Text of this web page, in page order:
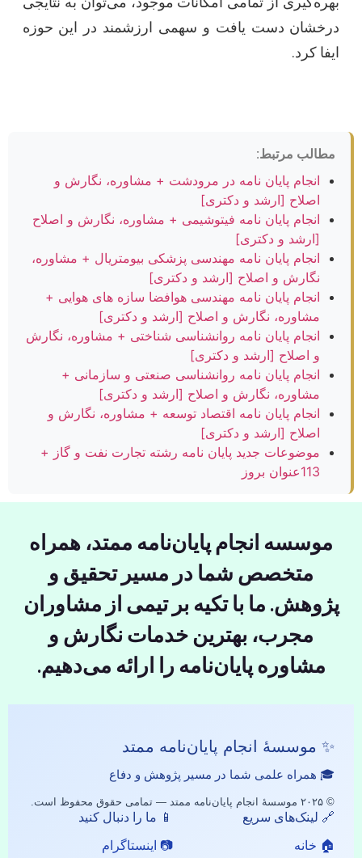
درخشان دست یافت و سهمی ارزشمند در این حوزه
ایفا کرد.
مطالب مرتبط:
انجام پایان نامه در مرودشت + مشاوره، نگارش و
اصلاح [ارشد و دکتری]
انجام پایان نامه فیتوشیمی + مشاوره، نگارش و اصلاح
[ارشد و دکتری]
انجام پایان نامه مهندسی پزشکی بیومتریال + مشاوره،
نگارش و اصلاح [ارشد و دکتری]
انجام پایان نامه مهندسی هوافضا سازه های هوایی +
مشاوره، نگارش و اصلاح [ارشد و دکتری]
انجام پایان نامه روانشناسی شناختی + مشاوره، نگارش
و اصلاح [ارشد و دکتری]
انجام پایان نامه روانشناسی صنعتی و سازمانی +
مشاوره، نگارش و اصلاح [ارشد و دکتری]
انجام پایان نامه اقتصاد توسعه + مشاوره، نگارش و
اصلاح [ارشد و دکتری]
موضوعات جدید پایان نامه رشته تجارت نفت و گاز +
113عنوان بروز
موسسه انجام پایان‌نامه ممتد، همراه
متخصص شما در مسیر تحقیق و
پژوهش. ما با تکیه بر تیمی از مشاوران
مجرب، بهترین خدمات نگارش و
مشاوره پایان‌نامه را ارائه می‌دهیم.
✨ موسسهٔ انجام پایان‌نامه ممتد
🎓 همراه علمی شما در مسیر پژوهش و دفاع
© ۲۰۲۵ موسسهٔ انجام پایان‌نامه ممتد — تمامی حقوق محفوظ است.
🔗 لینک‌های سریع
🏠 خانه
📱 ما را دنبال کنید
📷 اینستاگرام